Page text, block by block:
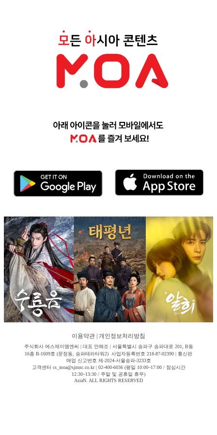
이용약관 개인정보처리방침
주식회사 에스제이엠엔씨 | 대표 안해조 | 서울특별시 송파구 송파대로 201, B동
16층 B-1609호 (문정동, 송파테라타워2) 사업자등록번호 218-87-02390 | 통신판
매업 신고번호 제-2024-서울송파-3233호
고객센터 cs_moa@sjmnc.co.kr | 02-400-6036 (평일 10:00~17:00 / 점심시간
12:30~13:30 / 주말 및 공휴일 휴무)
AsiaN. ALL RIGHTS RESERVED